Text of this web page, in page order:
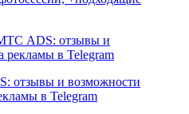
отзывы и возможности
в Telegram